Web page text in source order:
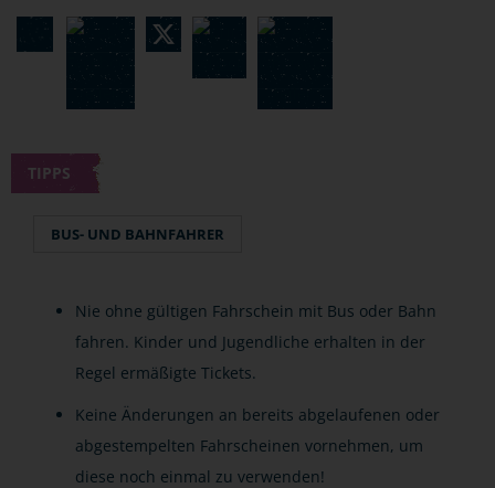
TIPPS
BUS- UND BAHNFAHRER
Nie ohne gültigen Fahrschein mit Bus oder Bahn
fahren. Kinder und Jugendliche erhalten in der
Regel ermäßigte Tickets.
Keine Änderungen an bereits abgelaufenen oder
abgestempelten Fahrscheinen vornehmen, um
diese noch einmal zu verwenden!